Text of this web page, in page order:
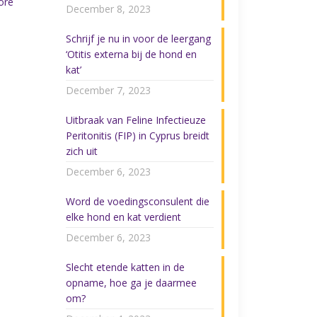
December 8, 2023
Schrijf je nu in voor de leergang
‘Otitis externa bij de hond en
kat’
December 7, 2023
Uitbraak van Feline Infectieuze
Peritonitis (FIP) in Cyprus breidt
zich uit
December 6, 2023
Word de voedingsconsulent die
elke hond en kat verdient
December 6, 2023
Slecht etende katten in de
opname, hoe ga je daarmee
om?